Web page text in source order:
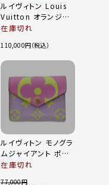
ルイヴィトン Louis
Vuitton オランジュ
モノグラム キャンバ
ーム M81245 オレン
ジ
在庫切れ
110,000
ルイヴィトン モノグラ
ムジャイアント ポル
トフォイユゾエ 三つ
在庫切れ
77,000